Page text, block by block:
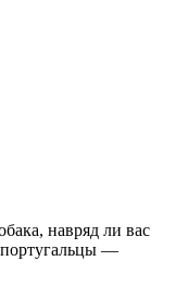
навряд ли вас
португальцы —